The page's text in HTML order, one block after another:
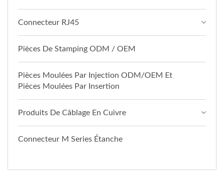
Connecteur RJ45
Pièces De Stamping ODM / OEM
Pièces Moulées Par Injection ODM/OEM Et
Pièces Moulées Par Insertion
Produits De Câblage En Cuivre
Connecteur M Series Étanche